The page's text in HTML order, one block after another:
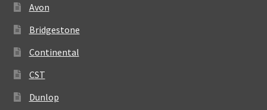
Avon
Bridgestone
Continental
CST
Dunlop